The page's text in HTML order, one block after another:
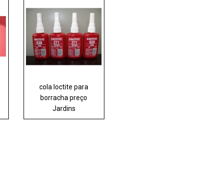
cola loctite para
borracha preço
Jardins